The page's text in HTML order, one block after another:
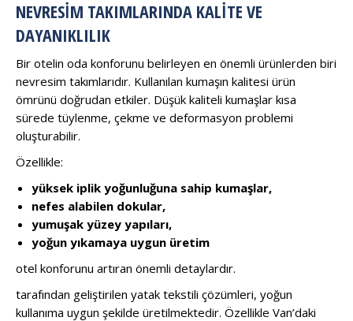
NEVRESIM TAKIMLARINDA KALITE VE
DAYANIKLILIK
Bir otelin oda konforunu belirleyen en önemli ürünlerden biri
nevresim takımlarıdır. Kullanılan kumaşın kalitesi ürün
ömrünü doğrudan etkiler. Düşük kaliteli kumaşlar kısa
sürede tüylenme, çekme ve deformasyon problemi
oluşturabilir.
Özellikle:
yüksek iplik yoğunluğuna sahip kumaşlar,
nefes alabilen dokular,
yumuşak yüzey yapıları,
yoğun yıkamaya uygun üretim
otel konforunu artıran önemli detaylardır.
tarafından geliştirilen yatak tekstili çözümleri, yoğun
kullanıma uygun şekilde üretilmektedir. Özellikle Van’daki